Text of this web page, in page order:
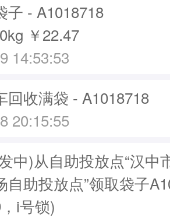
子 - A1018718
￥22.47
14:53:53
回收满袋 - A1018718
20:15:55
中)从自助投放点“汉中
自助投放点”领取袋子
i号锁)